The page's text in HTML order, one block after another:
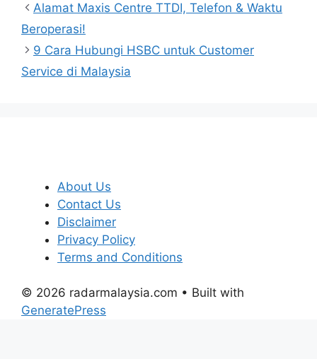
Alamat Maxis Centre TTDI, Telefon & Waktu
Beroperasi!
9 Cara Hubungi HSBC untuk Customer
Service di Malaysia
About Us
Contact Us
Disclaimer
Privacy Policy
Terms and Conditions
© 2026 radarmalaysia.com • Built with
GeneratePress